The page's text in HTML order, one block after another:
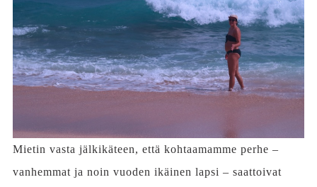
Mietin vasta jälkikäteen, että kohtaamamme perhe –
vanhemmat ja noin vuoden ikäinen lapsi – saattoivat